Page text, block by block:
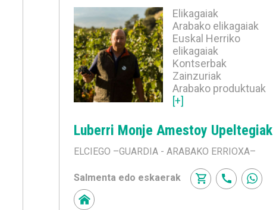
Elikagaiak
Arabako elikagaiak
Euskal Herriko
elikagaiak
Kontserbak
Zainzuriak
Arabako produktuak
[+]
Luberri Monje Amestoy Upeltegiak
ELCIEGO –GUARDIA - ARABAKO ERRIOXA–
Salmenta edo eskaerak